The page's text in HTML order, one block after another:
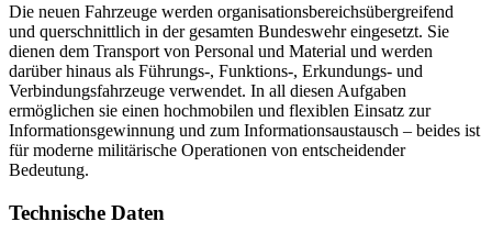
Die neuen Fahrzeuge werden organisationsbereichsübergreifend
und querschnittlich in der gesamten Bundeswehr eingesetzt. Sie
dienen dem Transport von Personal und Material und werden
darüber hinaus als Führungs-, Funktions-, Erkundungs- und
Verbindungsfahrzeuge verwendet. In all diesen Aufgaben
ermöglichen sie einen hochmobilen und flexiblen Einsatz zur
Informationsgewinnung und zum Informationsaustausch – beides ist
für moderne militärische Operationen von entscheidender
Bedeutung.
Technische Daten